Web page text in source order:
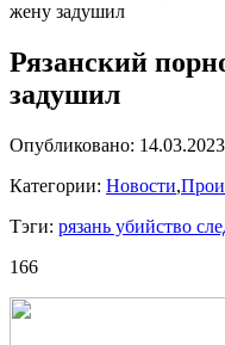
жену задушил
Рязанский
задушил
Опубликовано:
Категории: Новости,
Тэги: рязань убийство
166